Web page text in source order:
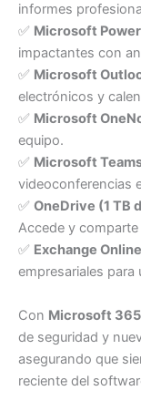
informes
✅ Microsoft
impactantes con
✅ Microsoft
electrónicos y
✅ Microsoft
equipo.
✅ Microsoft
videoconferencias
✅ OneDrive (1 TB
Accede y
✅ Exchange
empresariales
Con Microsoft
de seguridad y
asegurando que
reciente del